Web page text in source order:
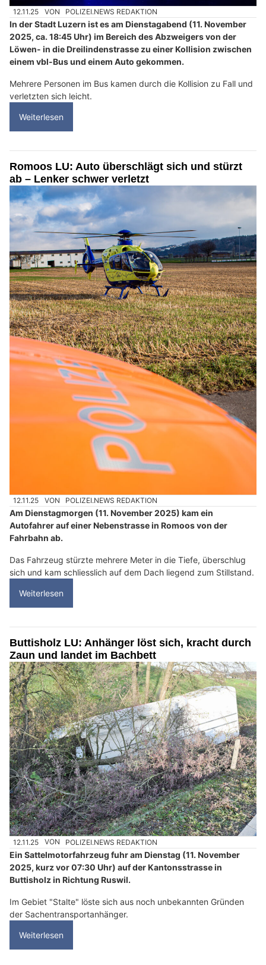
12.11.25 VON POLIZEI.NEWS REDAKTION
In der Stadt Luzern ist es am Dienstagabend (11. November
2025, ca. 18:45 Uhr) im Bereich des Abzweigers von der
Löwen- in die Dreilindenstrasse zu einer Kollision zwischen
einem vbl-Bus und einem Auto gekommen.
Mehrere Personen im Bus kamen durch die Kollision zu Fall und
verletzten sich leicht.
Weiterlesen
Romoos LU: Auto überschlägt sich und stürzt
ab – Lenker schwer verletzt
12.11.25 VON POLIZEI.NEWS REDAKTION
Am Dienstagmorgen (11. November 2025) kam ein
Autofahrer auf einer Nebenstrasse in Romoos von der
Fahrbahn ab.
Das Fahrzeug stürzte mehrere Meter in die Tiefe, überschlug
sich und kam schliesslich auf dem Dach liegend zum Stillstand.
Weiterlesen
Buttisholz LU: Anhänger löst sich, kracht durch
Zaun und landet im Bachbett
12.11.25 VON POLIZEI.NEWS REDAKTION
Ein Sattelmotorfahrzeug fuhr am Dienstag (11. November
2025, kurz vor 07:30 Uhr) auf der Kantonsstrasse in
Buttisholz in Richtung Ruswil.
Im Gebiet "Stalte" löste sich aus noch unbekannten Gründen
der Sachentransportanhänger.
Weiterlesen